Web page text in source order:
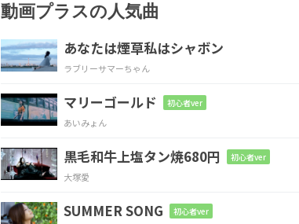
C
あの場所めがけみなで
Fm
駆け出せ
動画プラスの人気曲
あなたは煙草私はシャボン
ラブリーサマーちゃん
マリーゴールド 初心者ver
あいみょん
黒毛和牛上塩タン焼680円 初心者ver
大塚愛
SUMMER SONG 初心者ver